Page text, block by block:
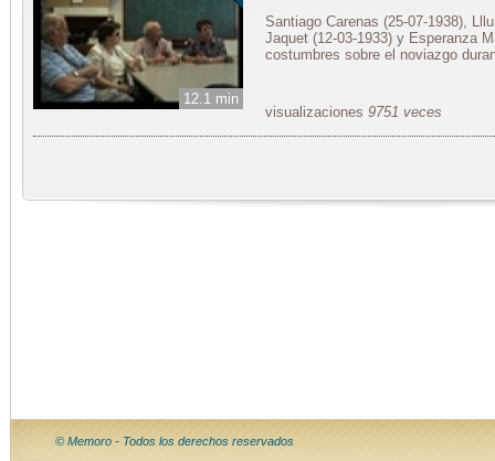
12.1 min
Santiago Carenas (25-07-1938),
Jaquet (12-03-1933) y Esperanza
costumbres sobre el noviazgo
visualizaciones 9751 veces
© Memoro - Todos los derechos reservados